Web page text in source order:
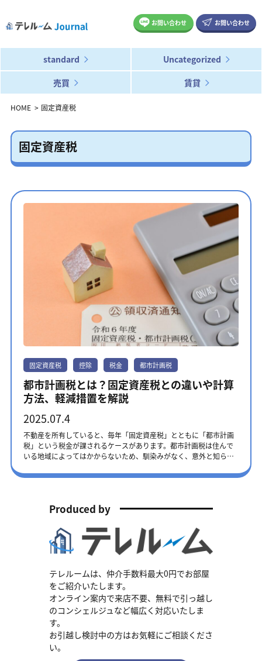
お問い合わせ お問い合わせ
standard
Uncategorized
売買
賃貸
HOME 固定資産税
固定資産税
固定資産税 控除 税金 都市計画税
都市計画税とは？固定資産税との違いや計算
方法、軽減措置を解説
2025.07.4
不動産を所有していると、毎年「固定資産税」とともに「都市計画
税」という税金が課されるケースがあります。都市計画税は住んで
いる地域によってはかからないため、馴染みがなく、意外と知らな
る地域や計算方法などをわかりやすく解説します。軽減措置まで紹
公開以降に、法改正される可能性もありますので、最新情報は不動
計画区域内の市街化区域」にある場合に納める税金です。都市計画
区域とは、都市計画に基づいて整備・開発・保全する必要があるエ
有している人が支払わなければなりません。 市区町村（東京都23区
内は都）に都市計画税は納められます。道路や公園、上下水道とい
った都市計画事業や土地区画整理事業の費用に充てられます。 参
考：総務省｜都市計画税 市街化区域とは 市街化区域とは、すでに街
として建物が建ち並んでいる場所や、これから10年以内に積極的に
街づくりを進めていく計画がある場所です。商業地域や駅、公園な
どの施設が整備されているエリアが例として挙げられます。 市街化
区域は都市計画法に基づいて、住居や商業、工業などの土地の用途
Produced by
テレルームは、仲介手数料最大0円でお部屋
をご紹介いたします。
オンライン案内で来店不要、無料で引っ越し
のコンシェルジュなど幅広く対応いたしま
す。
お引越し検討中の方はお気軽にご相談くださ
い。